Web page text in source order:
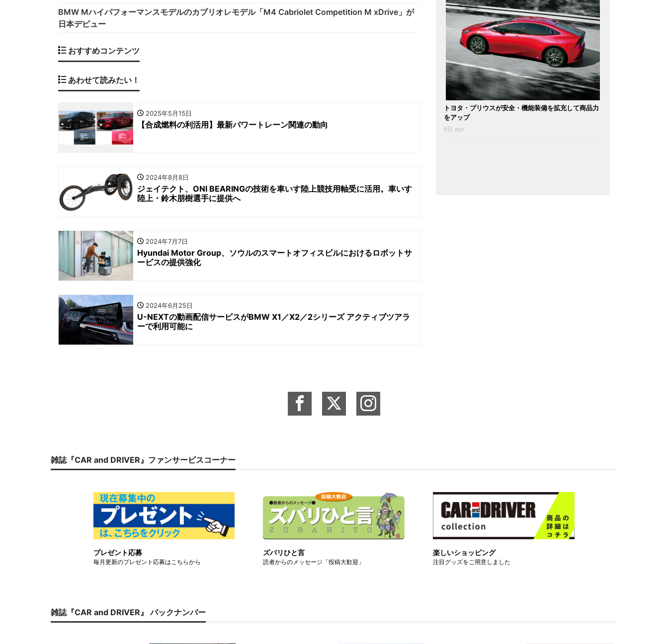
BMW Mハイパフォーマンスモデルのカブリオレモデル「M4 Cabriolet Competition M xDrive」が
日本デビュー
おすすめコンテンツ
あわせて読みたい！
2025年5月15日
【合成燃料の利活用】最新パワートレーン関連の動向
2024年8月8日
ジェイテクト、ONI BEARINGの技術を車いす陸上競技用軸受に活用。車いす
陸上・鈴木朋樹選手に提供へ
2024年7月7日
Hyundai Motor Group、ソウルのスマートオフィスビルにおけるロボットサ
ービスの提供強化
2024年6月25日
U-NEXTの動画配信サービスがBMW X1／X2／2シリーズ アクティブツアラ
ーで利用可能に
トヨタ・プリウスが安全・機能装備を拡充して商品力
をアップ
6日 ago
雑誌『CAR and DRIVER』ファンサービスコーナー
プレゼント応募
毎月更新のプレゼント応募はこちらから
ズバリひと言
読者からのメッセージ「投稿大歓迎」
楽しいショッピング
注目グッズをご用意しました
雑誌『CAR and DRIVER』 バックナンバー